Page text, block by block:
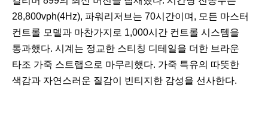
28,800vph(4Hz), 파워리저브는 70시간이며, 모든 마스터
컨트롤 모델과 마찬가지로 1,000시간 컨트롤 시스템을
통과했다. 시계는 정교한 스티칭 디테일을 더한 브라운
타조 가죽 스트랩으로 마무리했다. 가죽 특유의 따뜻한
색감과 자연스러운 질감이 빈티지한 감성을 선사한다.